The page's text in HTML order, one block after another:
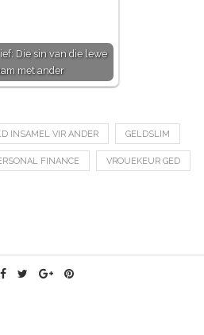
Die sin van die lewe
met ander
INSAMEL VIR ANDER GELDSLIM
FINANCE VROUEKEUR GED